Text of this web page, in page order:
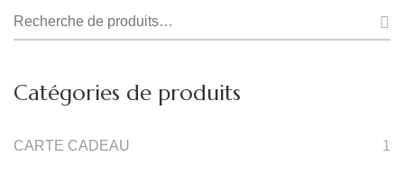
Recherche
Catégories de produits
CARTE CADEAU 1